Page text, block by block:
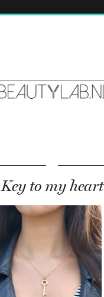
Key to my heart